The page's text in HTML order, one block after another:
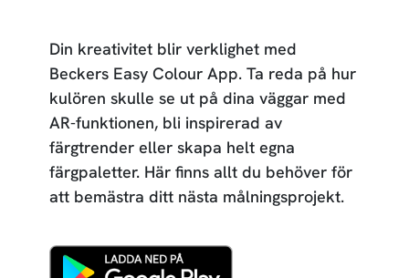
Din kreativitet blir verklighet med
Beckers Easy Colour App. Ta reda på hur
kulören skulle se ut på dina väggar med
AR-funktionen, bli inspirerad av
färgtrender eller skapa helt egna
färgpaletter. Här finns allt du behöver för
att bemästra ditt nästa målningsprojekt.